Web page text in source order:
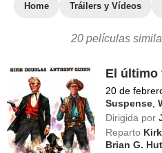
Home Tráilers y Vídeos
20 películas
El último
20 de
Suspense ,
Dirigida por
Reparto
Brian G.